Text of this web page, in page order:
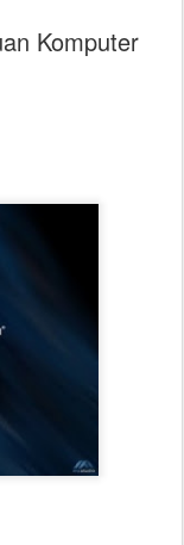
Komputer